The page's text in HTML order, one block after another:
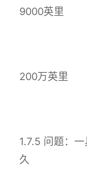
9000英里
200万英里
1.7.5 问题：
久